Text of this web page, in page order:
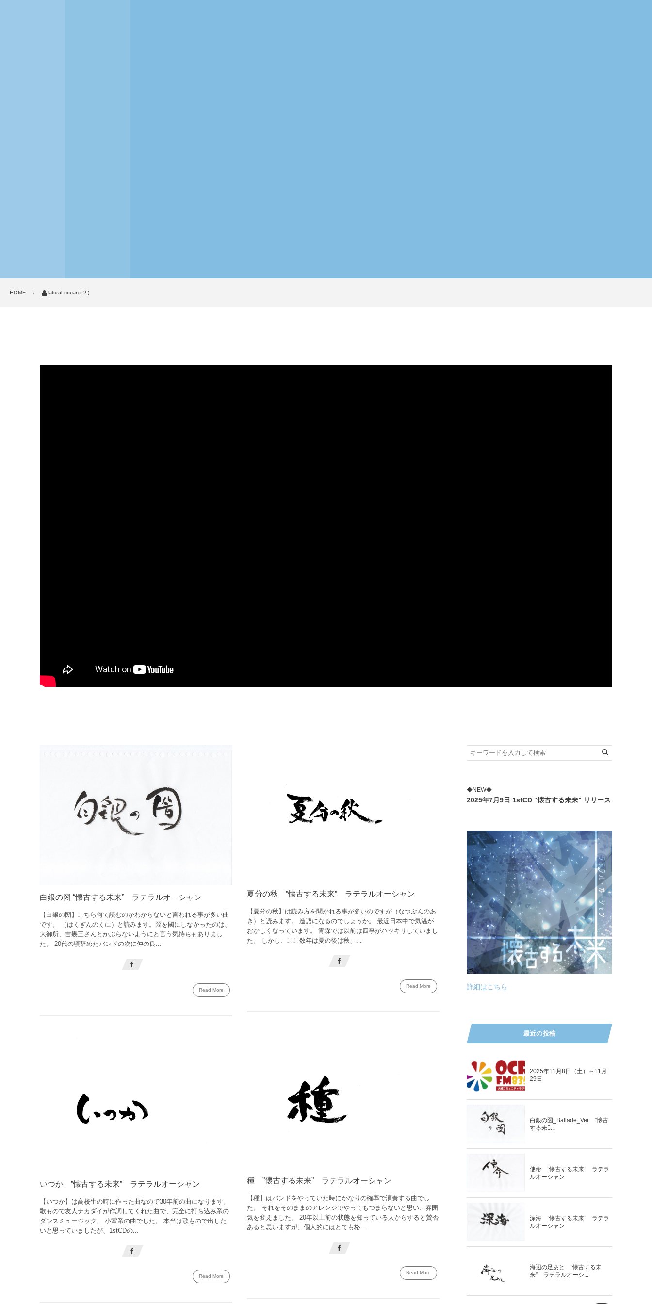
HOME lateral-ocean ( 2 )
白銀の圀 “懐古する未来” ラテラルオーシャン
【白銀の圀】こちら何て読むのかわからないと言われる事が多い曲
です。 （はくぎんのくに）と読みます。圀を國にしなかったのは、
大御所、吉幾三さんとかぶらないようにと言う気持ちもありまし
た。 20代の頃辞めたバンドの次に仲の良...
Read More
夏分の秋 ”懐古する未来” ラテラルオーシャン
【夏分の秋】は読み方を聞かれる事が多いのですが（なつぶんのあ
き）と読みます。 造語になるのでしょうか。 最近日本中で気温が
おかしくなっています。 青森では以前は四季がハッキリしていまし
た。 しかし、ここ数年は夏の後は秋、...
Read More
種 ”懐古する未来” ラテラルオーシャン
【種】はバンドをやっていた時にかなりの確率で演奏する曲でし
た。 それをそのままのアレンジでやってもつまらないと思い、雰囲
気を変えました。 20年以上前の状態を知っている人からすると賛否
あると思いますが、個人的にはとても格...
Read More
いつか ”懐古する未来” ラテラルオーシャン
【いつか】は高校生の時に作った曲なので30年前の曲になります。
歌もので友人ナカダイが作詞してくれた曲で、完全に打ち込み系の
ダンスミュージック。 小室系の曲でした。 本当は歌もので出した
いと思っていましたが、1stCDの...
Read More
◆NEW◆
2025年7月9日 1stCD “懐古する未来” リリース
詳細はこちら
最近の投稿
2025年11月8日（土）～11月
29日
白銀の圀_Ballade_Ver ”懐古
する未来̶...
使命 ”懐古する未来” ラテラ
ルオーシャン
深海 ”懐古する未来” ラテラ
ルオーシャン
海辺の足あと ”懐古する未
来” ラテラルオーシ...